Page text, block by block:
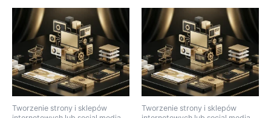
Tworzenie strony i sklepów
Tworzenie strony i sklepów